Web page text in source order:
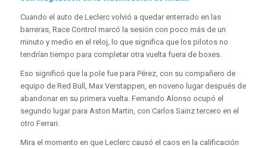
Cuando el auto de Leclerc volvió a quedar enterrado en las
barreras, Race Control marcó la sesión con poco más de un
minuto y medio en el reloj, lo que significa que los pilotos no
tendrían tiempo para completar otra vuelta fuera de boxes.
Eso significó que la pole fue para Pérez, con su compañero de
equipo de Red Bull, Max Verstappen, en noveno lugar después de
abandonar en su primera vuelta. Fernando Alonso ocupó el
segundo lugar para Aston Martin, con Carlos Sainz tercero en el
otro Ferrari.
Mira el momento en que Leclerc causó el caos en la calificación